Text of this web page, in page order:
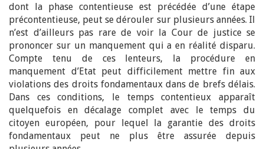
dont la phase contentieuse est précédée d’une étape
précontentieuse, peut se dérouler sur plusieurs années. Il
n’est d’ailleurs pas rare de voir la Cour de justice se
prononcer sur un manquement qui a en réalité disparu.
Compte tenu de ces lenteurs, la procédure en
manquement d’Etat peut difficilement mettre fin aux
violations des droits fondamentaux dans de brefs délais.
Dans ces conditions, le temps contentieux apparaît
quelquefois en décalage complet avec le temps du
citoyen européen, pour lequel la garantie des droits
fondamentaux peut ne plus être assurée depuis